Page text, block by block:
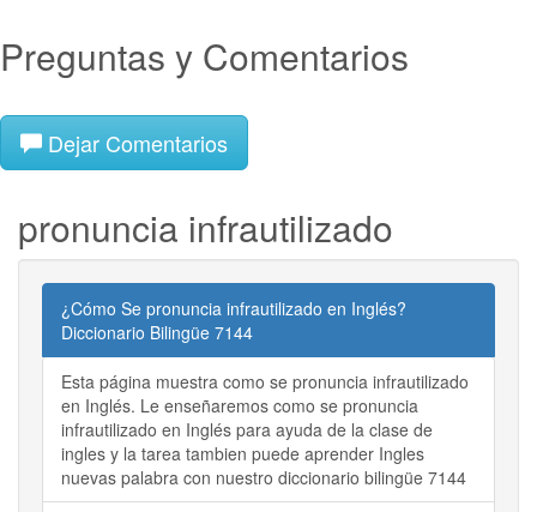
Preguntas y Comentarios
Dejar Comentarios
pronuncia infrautilizado
¿Cómo Se pronuncia infrautilizado en Inglés?
Diccionario Bilingüe 7144
Esta página muestra como se pronuncia infrautilizado
en Inglés. Le enseñaremos como se pronuncia
infrautilizado en Inglés para ayuda de la clase de
ingles y la tarea tambien puede aprender Ingles
nuevas palabra con nuestro diccionario bilingüe 7144